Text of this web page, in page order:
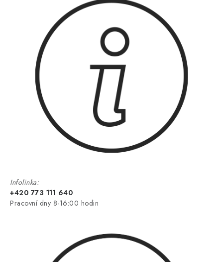
Infolinka:
+420 773 111 640
Pracovní dny 8-16:00 hodin